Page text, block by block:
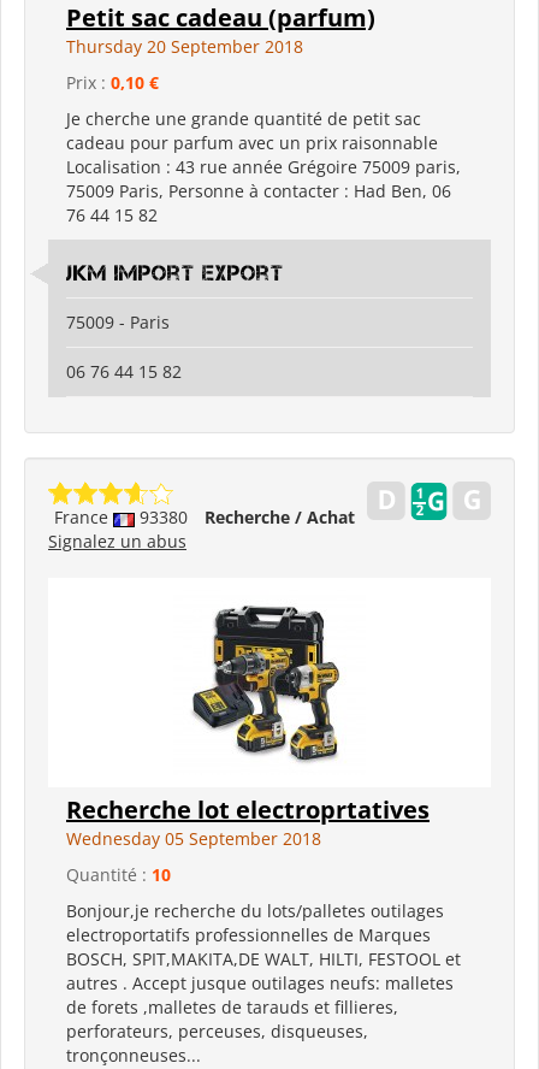
Petit sac cadeau (parfum)
Thursday 20 September 2018
Prix : 0,10 €
Je cherche une grande quantité de petit sac
cadeau pour parfum avec un prix raisonnable
Localisation : 43 rue année Grégoire 75009 paris,
75009 Paris, Personne à contacter : Had Ben, 06
76 44 15 82
Jkm import export
75009 - Paris
06 76 44 15 82
France 93380
Recherche / Achat
Signalez un abus
Recherche lot electroprtatives
Wednesday 05 September 2018
Quantité : 10
Bonjour,je recherche du lots/palletes outilages
electroportatifs professionnelles de Marques
BOSCH, SPIT,MAKITA,DE WALT, HILTI, FESTOOL et
autres . Accept jusque outilages neufs: malletes
de forets ,malletes de tarauds et fillieres,
perforateurs, perceuses, disqueuses,
tronçonneuses...